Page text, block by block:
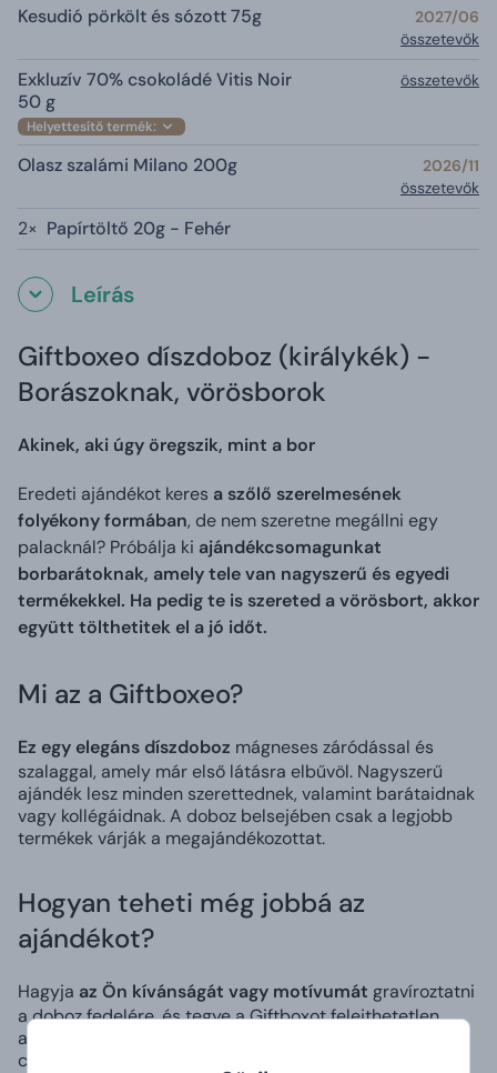
Kesudió pörkölt és sózott 75g
2027/06
összetevők
Exkluzív 70% csokoládé Vitis Noir
50 g
Helyettesítő termék:
összetevők
Olasz szalámi Milano 200g
2026/11
összetevők
2× Papírtöltő 20g - Fehér
Leírás
Giftboxeo díszdoboz (királykék) -
Borászoknak, vörösborok
Akinek, aki úgy öregszik, mint a bor
Eredeti ajándékot keres a szőlő szerelmesének
folyékony formában, de nem szeretne megállni egy
palacknál? Próbálja ki ajándékcsomagunkat
borbarátoknak, amely tele van nagyszerű és egyedi
termékekkel. Ha pedig te is szereted a vörösbort, akkor
együtt tölthetitek el a jó időt.
Mi az a Giftboxeo?
Ez egy elegáns díszdoboz mágneses záródással és
szalaggal, amely már első látásra elbűvöl. Nagyszerű
ajándék lesz minden szerettednek, valamint barátaidnak
vagy kollégáidnak. A doboz belsejében csak a legjobb
termékek várják a megajándékozottat.
Hogyan teheti még jobbá az
ajándékot?
Hagyja az Ön kívánságát vagy motívumát gravíroztatni
a doboz fedelére, és tegye a Giftboxot felejthetetlen
ajándékká, amely mindig emlékezni fog Önre a
címzettnek, és mosolyt csal az arcára.